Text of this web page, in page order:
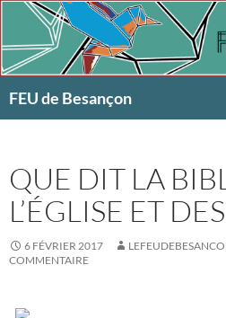
Aller
contenu
FEU de Besançon
QUE DIT LA
L’ÉGLISE ET
6 FÉVRIER 2017
COMMENTAIRE